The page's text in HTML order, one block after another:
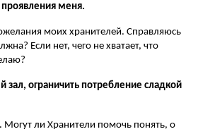
меня.
моих хранителей. Справляюсь
Если нет, чего не хватает, что
зал, ограничить потребление сладкой
Могут ли Хранители помочь понять, о